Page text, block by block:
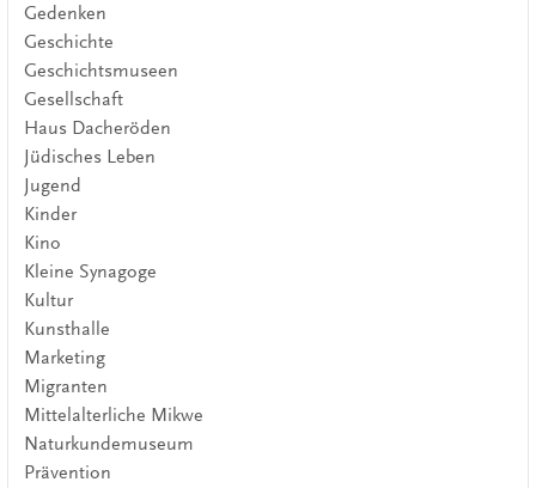
Gedenken
Geschichte
Geschichtsmuseen
Gesellschaft
Haus Dacheröden
Jüdisches Leben
Jugend
Kinder
Kino
Kleine Synagoge
Kultur
Kunsthalle
Marketing
Migranten
Mittelalterliche Mikwe
Naturkundemuseum
Prävention